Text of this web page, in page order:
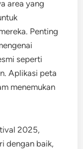
area yang
Penting
seperti
Aplikasi peta
menemukan
2025,
dengan baik,